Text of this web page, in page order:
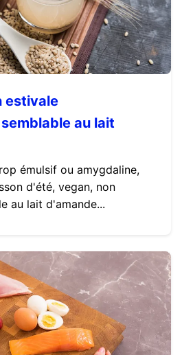
estivale
au lait
émulsif ou amygdaline,
d'été, vegan, non
au lait d'amande...